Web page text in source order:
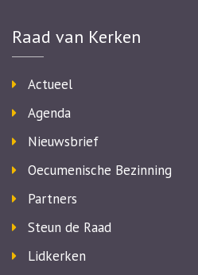
Raad van Kerken
Actueel
Agenda
Nieuwsbrief
Oecumenische Bezinning
Partners
Steun de Raad
Lidkerken